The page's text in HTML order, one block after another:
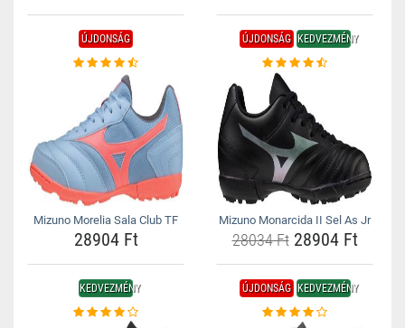
ÚJDONSÁG
Mizuno Morelia Sala Club TF
28904 Ft
ÚJDONSÁG KEDVEZMÉNY
Mizuno Monarcida II Sel As Jr
28034 Ft28904 Ft
KEDVEZMÉNY ÚJDONSÁG KEDVEZMÉNY